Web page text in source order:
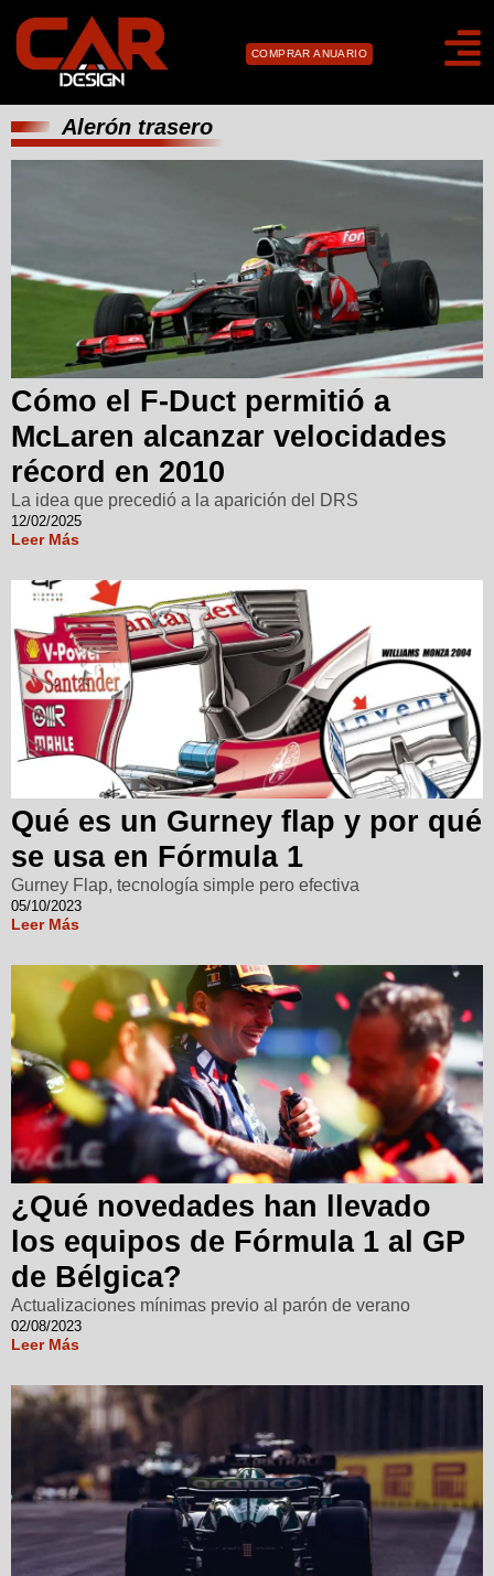
COMPRAR ANUARIO
Alerón trasero
Cómo el F-Duct permitió a
McLaren alcanzar velocidades
récord en 2010
La idea que precedió a la aparición del DRS
12/02/2025
Leer Más
Qué es un Gurney flap y por qué
se usa en Fórmula 1
Gurney Flap, tecnología simple pero efectiva
05/10/2023
Leer Más
¿Qué novedades han llevado
los equipos de Fórmula 1 al GP
de Bélgica?
Actualizaciones mínimas previo al parón de verano
02/08/2023
Leer Más